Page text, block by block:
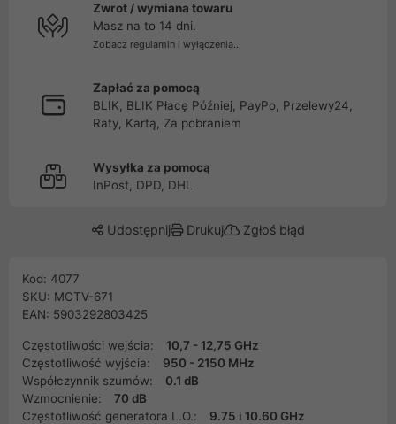
Zwrot / wymiana towaru
Masz na to 14 dni.
Zobacz regulamin i wyłączenia...
Zapłać za pomocą
BLIK, BLIK Płacę Później, PayPo, Przelewy24,
Raty, Kartą, Za pobraniem
Wysyłka za pomocą
InPost, DPD, DHL
Udostępnij Drukuj Zgłoś błąd
Kod: 4077
SKU: MCTV-671
EAN: 5903292803425
Częstotliwości wejścia:
10,7 - 12,75 GHz
Częstotliwość wyjścia:
950 - 2150 MHz
Współczynnik szumów:
0.1 dB
Wzmocnienie:
70 dB
Częstotliwość generatora L.O.:
9.75 i 10.60 GHz